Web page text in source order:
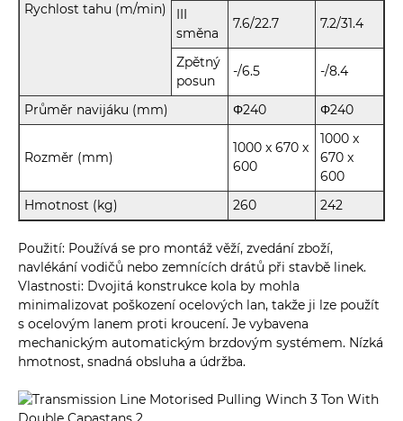
Rychlost tahu (m/min)
III
směna
7.6/22.7 7.2/31.4
Zpětný
posun
-/6.5 -/8.4
Průměr navijáku (mm) Φ240 Φ240
Rozměr (mm)
1000 x 670 x
600
1000 x
670 x
600
Hmotnost (kg)
260 242
Použití: Používá se pro montáž věží, zvedání zboží,
navlékání vodičů nebo zemnících drátů při stavbě linek.
Vlastnosti: Dvojitá konstrukce kola by mohla
minimalizovat poškození ocelových lan, takže ji lze použít
s ocelovým lanem proti kroucení. Je vybavena
mechanickým automatickým brzdovým systémem. Nízká
hmotnost, snadná obsluha a údržba.